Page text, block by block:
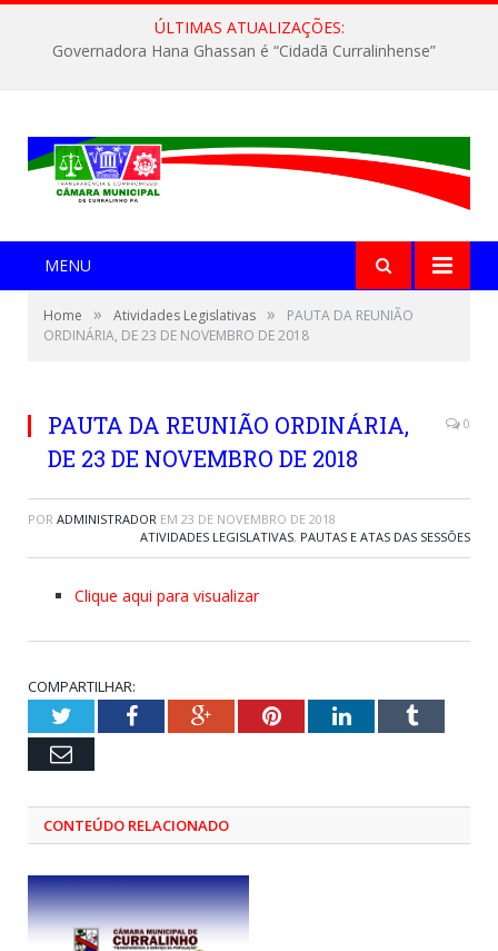
ÚLTIMAS ATUALIZAÇÕES:
Governadora Hana Ghassan é “Cidadã Curralinhense”
MENU
Home » Atividades Legislativas »
PAUTA DA REUNIÃO
ORDINÁRIA, DE 23 DE NOVEMBRO DE 2018
PAUTA DA REUNIÃO ORDINÁRIA,
DE 23 DE NOVEMBRO DE 2018
0
POR ADMINISTRADOR EM 23 DE NOVEMBRO DE 2018
ATIVIDADES LEGISLATIVAS, PAUTAS E ATAS DAS SESSÕES
Clique aqui para visualizar
COMPARTILHAR:
TwitterFacebookGoogle+PinterestLinkedInTumblr
Email
CONTEÚDO RELACIONADO